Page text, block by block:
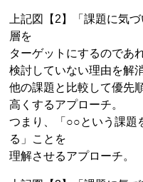
上記図【2】「課題に気
層を
ターゲットにするのであ
検討していない理由を解
他の課題と比較して優先
高くするアプローチ。
つまり、「○○という課題
る」ことを
理解させるアプローチ。